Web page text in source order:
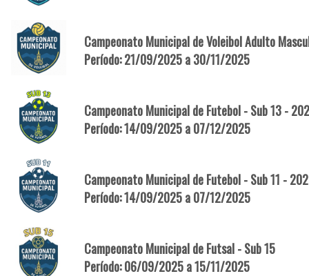
Campeonato Municipal de Voleibol Adulto
Período: 21/09/2025 a 30/11/2025
Campeonato Municipal de Futebol - Sub 13 -
Período: 14/09/2025 a 07/12/2025
Campeonato Municipal de Futebol - Sub 11 -
Período: 14/09/2025 a 07/12/2025
Campeonato Municipal de Futsal - Sub 15
Período: 06/09/2025 a 15/11/2025